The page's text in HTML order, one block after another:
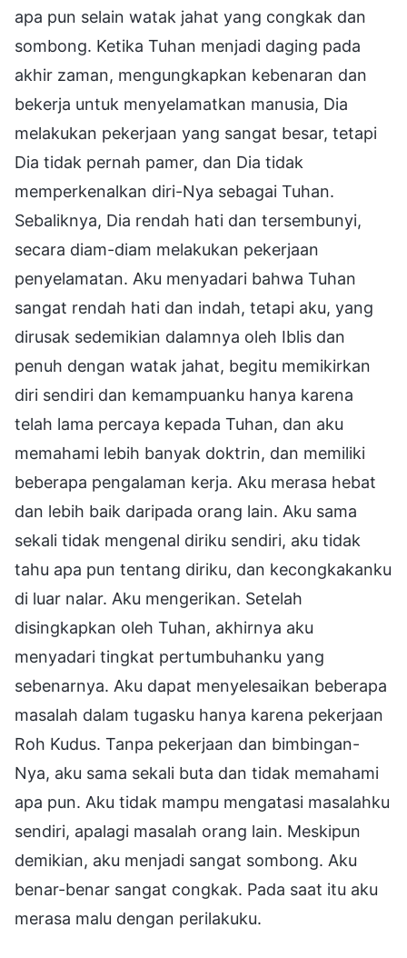
apa pun selain watak jahat yang congkak dan
sombong. Ketika Tuhan menjadi daging pada
akhir zaman, mengungkapkan kebenaran dan
bekerja untuk menyelamatkan manusia, Dia
melakukan pekerjaan yang sangat besar, tetapi
Dia tidak pernah pamer, dan Dia tidak
memperkenalkan diri-Nya sebagai Tuhan.
Sebaliknya, Dia rendah hati dan tersembunyi,
secara diam-diam melakukan pekerjaan
penyelamatan. Aku menyadari bahwa Tuhan
sangat rendah hati dan indah, tetapi aku, yang
dirusak sedemikian dalamnya oleh Iblis dan
penuh dengan watak jahat, begitu memikirkan
diri sendiri dan kemampuanku hanya karena
telah lama percaya kepada Tuhan, dan aku
memahami lebih banyak doktrin, dan memiliki
beberapa pengalaman kerja. Aku merasa hebat
dan lebih baik daripada orang lain. Aku sama
sekali tidak mengenal diriku sendiri, aku tidak
tahu apa pun tentang diriku, dan kecongkakanku
di luar nalar. Aku mengerikan. Setelah
disingkapkan oleh Tuhan, akhirnya aku
menyadari tingkat pertumbuhanku yang
sebenarnya. Aku dapat menyelesaikan beberapa
masalah dalam tugasku hanya karena pekerjaan
Roh Kudus. Tanpa pekerjaan dan bimbingan-
Nya, aku sama sekali buta dan tidak memahami
apa pun. Aku tidak mampu mengatasi masalahku
sendiri, apalagi masalah orang lain. Meskipun
demikian, aku menjadi sangat sombong. Aku
benar-benar sangat congkak. Pada saat itu aku
merasa malu dengan perilakuku.